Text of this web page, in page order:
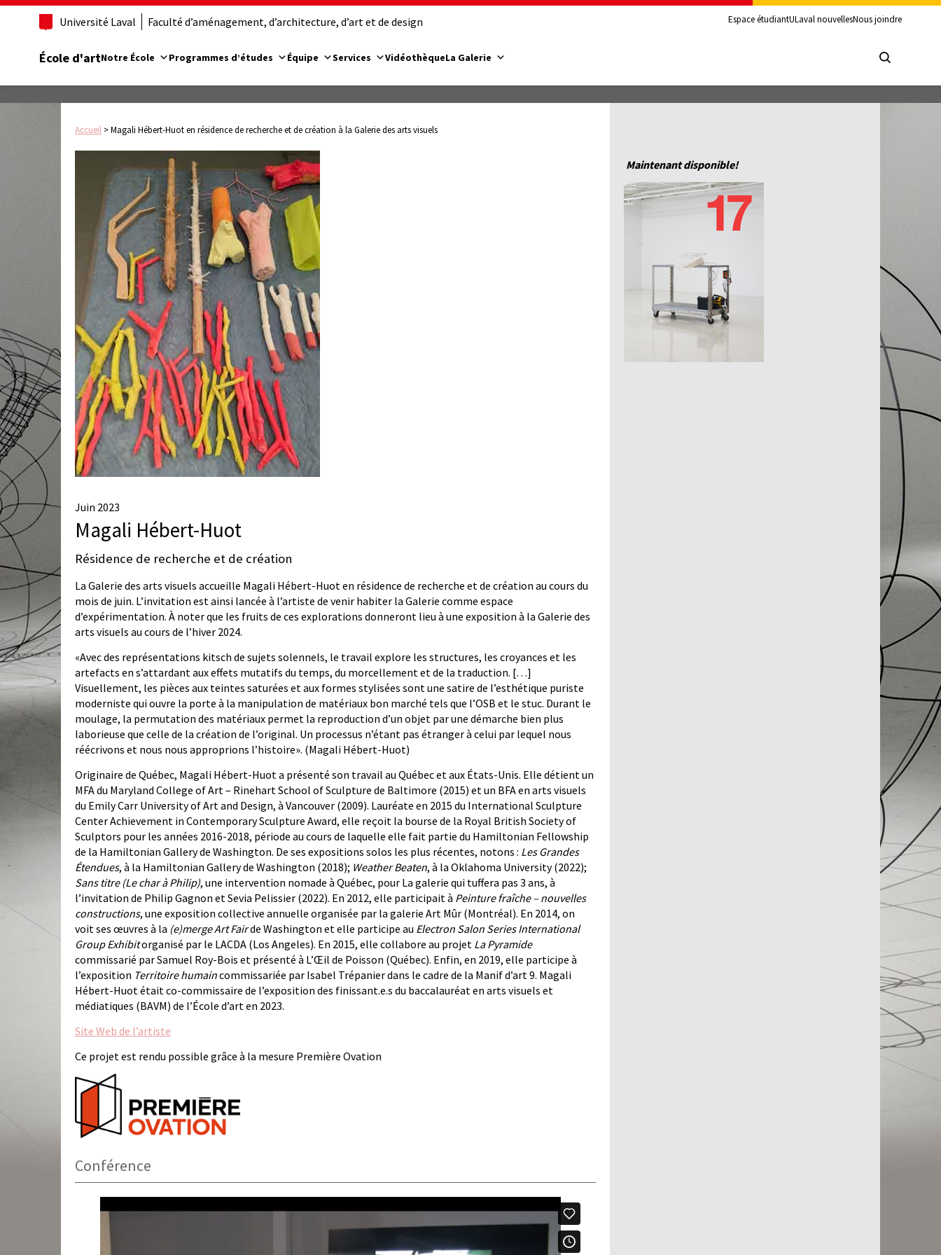
Université Laval Faculté d’aménagement, d’architecture, d’art et de design Espace étudiantULaval nouvellesNous joindre
École d'artNotre École Programmes d’études Équipe Services VidéothèqueLa Galerie
Accueil >Magali Hébert-Huot en résidence de recherche et de création à la Galerie des arts visuels
Juin 2023
Magali Hébert-Huot
Résidence de recherche et de création
La Galerie des arts visuels accueille Magali Hébert-Huot en résidence de recherche et de création au cours du
mois de juin. L’invitation est ainsi lancée à l’artiste de venir habiter la Galerie comme espace
d’expérimentation. À noter que les fruits de ces explorations donneront lieu à une exposition à la Galerie des
arts visuels au cours de l’hiver 2024.
«Avec des représentations kitsch de sujets solennels, le travail explore les structures, les croyances et les
artefacts en s’attardant aux effets mutatifs du temps, du morcellement et de la traduction. […]
Visuellement, les pièces aux teintes saturées et aux formes stylisées sont une satire de l’esthétique puriste
moderniste qui ouvre la porte à la manipulation de matériaux bon marché tels que l’OSB et le stuc. Durant le
moulage, la permutation des matériaux permet la reproduction d’un objet par une démarche bien plus
laborieuse que celle de la création de l’original. Un processus n’étant pas étranger à celui par lequel nous
réécrivons et nous nous approprions l’histoire». (Magali Hébert-Huot)
Originaire de Québec, Magali Hébert-Huot a présenté son travail au Québec et aux États-Unis. Elle détient un
MFA du Maryland College of Art – Rinehart School of Sculpture de Baltimore (2015) et un BFA en arts visuels
du Emily Carr University of Art and Design, à Vancouver (2009). Lauréate en 2015 du International Sculpture
Center Achievement in Contemporary Sculpture Award, elle reçoit la bourse de la Royal British Society of
Sculptors pour les années 2016-2018, période au cours de laquelle elle fait partie du Hamiltonian Fellowship
de la Hamiltonian Gallery de Washington. De ses expositions solos les plus récentes, notons : Les Grandes
Étendues, à la Hamiltonian Gallery de Washington (2018); Weather Beaten, à la Oklahoma University (2022);
Sans titre (Le char à Philip), une intervention nomade à Québec, pour La galerie qui tuffera pas 3 ans, à
l’invitation de Philip Gagnon et Sevia Pelissier (2022). En 2012, elle participait à Peinture fraîche – nouvelles
constructions, une exposition collective annuelle organisée par la galerie Art Mûr (Montréal). En 2014, on
voit ses œuvres à la (e)merge Art Fairde Washington et elle participe au Electron Salon Series International
Group Exhibitorganisé par le LACDA (Los Angeles). En 2015, elle collabore au projet La Pyramide
commissarié par Samuel Roy-Bois et présenté à L’Œil de Poisson (Québec). Enfin, en 2019, elle participe à
l’exposition Territoire humaincommissariée par Isabel Trépanier dans le cadre de la Manif d’art 9. Magali
Hébert-Huot était co-commissaire de l’exposition des finissant.e.s du baccalauréat en arts visuels et
médiatiques (BAVM) de l’École d’art en 2023.
Site Web de l’artiste
Ce projet est rendu possible grâce à la mesure Première Ovation
Conférence
Maintenant disponible!